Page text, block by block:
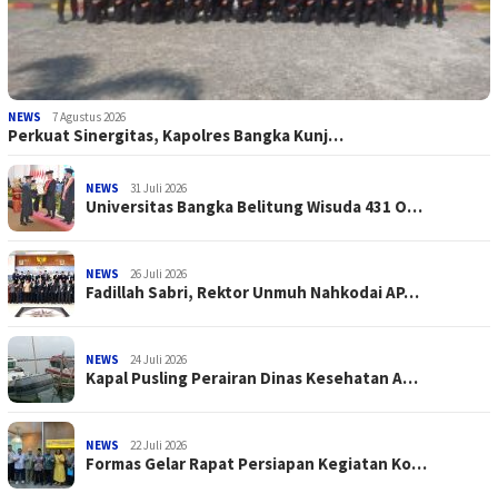
NEWS 7 Agustus 2026
Perkuat Sinergitas, Kapolres Bangka Kunj…
NEWS 31 Juli 2026
Universitas Bangka Belitung Wisuda 431 O…
NEWS 26 Juli 2026
Fadillah Sabri, Rektor Unmuh Nahkodai AP…
NEWS 24 Juli 2026
Kapal Pusling Perairan Dinas Kesehatan A…
NEWS 22 Juli 2026
Formas Gelar Rapat Persiapan Kegiatan Ko…